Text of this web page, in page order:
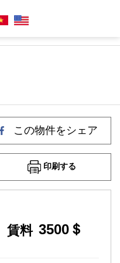
この物件をシェア
印刷する
賃料 3500＄